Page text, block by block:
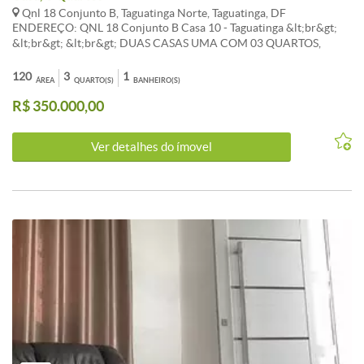
Qnl 18 Conjunto B, Taguatinga Norte, Taguatinga, DF
ENDEREÇO: QNL 18 Conjunto B Casa 10 - Taguatinga &lt;br&gt;
&lt;br&gt; &lt;br&gt; DUAS CASAS UMA COM 03 QUARTOS,
GARAGEM. &lt;br&gt; E A OUTRA COM 02 QUARTOS, SALA,
COZINHA, BANHEIRO SOCIAL, AREA DE SERVIÇO E GARAGEM.
&lt;br&gt; &lt;br&gt; &lt;br&gt; CONVICTA IMÓVEIS &lt;br&gt;
&lt;br&gt; - Cômodos: Área de Serviço, Cozinha, Banheiro, Quarto,
ÁREA
120 QUARTO(S)
3 BANHEIRO(S)
1
R$ 350.000,00
Ver detalhes do ímovel